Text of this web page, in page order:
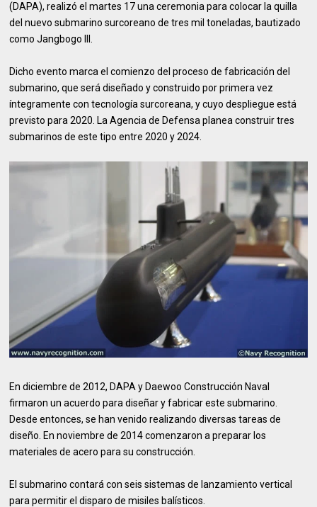
(DAPA), realizó el martes 17 una ceremonia para colocar la quilla
del nuevo submarino surcoreano de tres mil toneladas, bautizado
como Jangbogo III.
Dicho evento marca el comienzo del proceso de fabricación del
submarino, que será diseñado y construido por primera vez
íntegramente con tecnología surcoreana, y cuyo despliegue está
previsto para 2020. La Agencia de Defensa planea construir tres
submarinos de este tipo entre 2020 y 2024.
En diciembre de 2012, DAPA y Daewoo Construcción Naval
firmaron un acuerdo para diseñar y fabricar este submarino.
Desde entonces, se han venido realizando diversas tareas de
diseño. En noviembre de 2014 comenzaron a preparar los
materiales de acero para su construcción.
El submarino contará con seis sistemas de lanzamiento vertical
para permitir el disparo de misiles balísticos.